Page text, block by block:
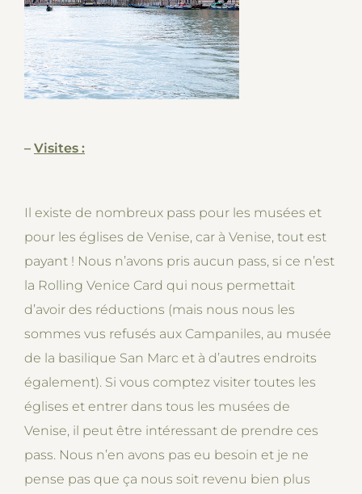
– Visites :
Il existe de nombreux pass pour les musées et
pour les églises de Venise, car à Venise, tout est
payant ! Nous n’avons pris aucun pass, si ce n’est
la Rolling Venice Card qui nous permettait
d’avoir des réductions (mais nous nous les
sommes vus refusés aux Campaniles, au musée
de la basilique San Marc et à d’autres endroits
également). Si vous comptez visiter toutes les
églises et entrer dans tous les musées de
Venise, il peut être intéressant de prendre ces
pass. Nous n’en avons pas eu besoin et je ne
pense pas que ça nous soit revenu bien plus